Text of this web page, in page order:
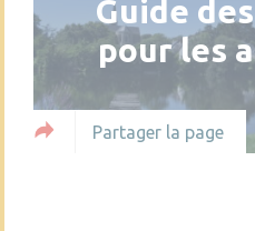
Guide
pour les
Partager la page